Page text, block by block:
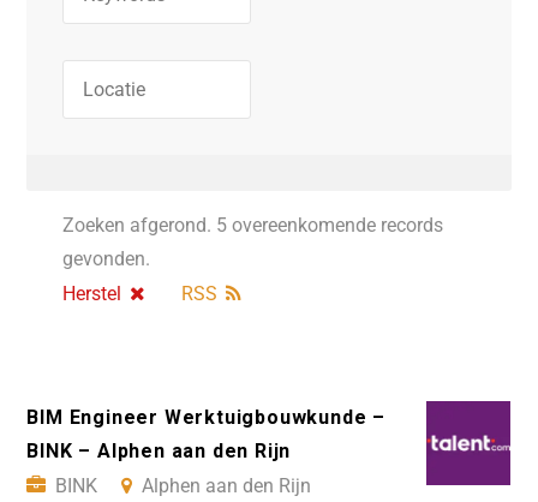
Zoeken afgerond. 5 overeenkomende records
gevonden.
Herstel
RSS
BIM Engineer Werktuigbouwkunde –
BINK – Alphen aan den Rijn
BINK
Alphen aan den Rijn